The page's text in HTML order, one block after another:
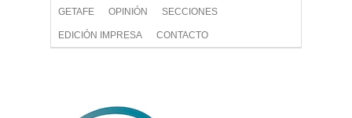
GETAFE OPINIÓN SECCIONES
EDICIÓN IMPRESA CONTACTO